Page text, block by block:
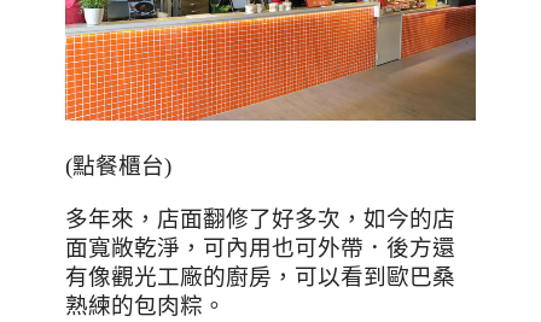
(點餐櫃台)
多年來，店面翻修了好多次，如今的店
面寬敞乾淨，可內用也可外帶．後方還
有像觀光工廠的廚房，可以看到歐巴桑
熟練的包肉粽。